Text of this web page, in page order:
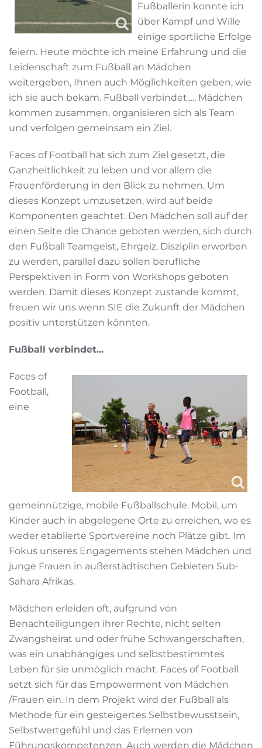
Fußballerin konnte ich
über Kampf und Wille
einige sportliche Erfolge
feiern. Heute möchte ich meine Erfahrung und die
Leidenschaft zum Fußball an Mädchen
weitergeben, Ihnen auch Möglichkeiten geben, wie
ich sie auch bekam. Fußball verbindet..... Mädchen
kommen zusammen, organisieren sich als Team
und verfolgen gemeinsam ein Ziel.
Faces of Football hat sich zum Ziel gesetzt, die
Ganzheitlichkeit zu leben und vor allem die
Frauenförderung in den Blick zu nehmen. Um
dieses Konzept umzusetzen, wird auf beide
Komponenten geachtet. Den Mädchen soll auf der
einen Seite die Chance geboten werden, sich durch
den Fußball Teamgeist, Ehrgeiz, Disziplin erworben
zu werden, parallel dazu sollen berufliche
Perspektiven in Form von Workshops geboten
werden. Damit dieses Konzept zustande kommt,
freuen wir uns wenn SIE die Zukunft der Mädchen
positiv unterstützen könnten.
Fußball verbindet...
Faces of
Football,
eine
gemeinnützige, mobile Fußballschule. Mobil, um
Kinder auch in abgelegene Orte zu erreichen, wo es
weder etablierte Sportvereine noch Plätze gibt. Im
Fokus unseres Engagements stehen Mädchen und
junge Frauen in außerstädtischen Gebieten Sub-
Sahara Afrikas.
Mädchen erleiden oft, aufgrund von
Benachteiligungen ihrer Rechte, nicht selten
Zwangsheirat und oder frühe Schwangerschaften,
was ein unabhängiges und selbstbestimmtes
Leben für sie unmöglich macht. Faces of Football
setzt sich für das Empowerment von Mädchen
/Frauen ein. In dem Projekt wird der Fußball als
Methode für ein gesteigertes Selbstbewusstsein,
Selbstwertgefühl und das Erlernen von
Führungskompetenzen. Auch werden die Mädchen